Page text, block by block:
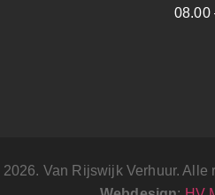
08.00
Van Rijswijk Verhuur. Alle